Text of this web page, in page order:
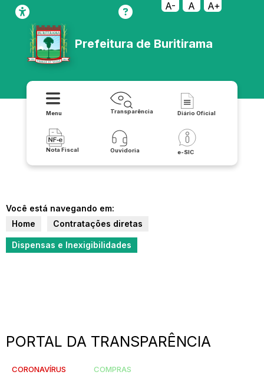
A- A A+
Prefeitura de Buritirama
Menu Transparência Diário Oficial
Nota Fiscal Ouvidoria e-SIC
Você está navegando em:
Home
Contratações diretas
Dispensas e Inexigibilidades
PORTAL DA TRANSPARÊNCIA
CORONAVÍRUS
COMPRAS